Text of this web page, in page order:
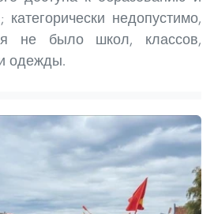
категорически недопустимо,
не было школ, классов,
одежды.